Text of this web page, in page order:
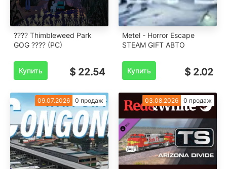
???? Thimbleweed Park
GOG ???? (PC)
Купить $ 22.54
Metel - Horror Escape
STEAM GIFT АВТО
Купить $ 2.02
09.07.2026 0 продаж 03.08.2026 0 продаж